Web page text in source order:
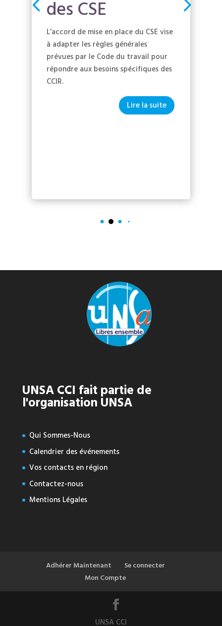
des CSE
L’accord de mise en place du CSE vise
à adapter les règles générales
prévues par le Code du travail pour
répondre aux besoins spécifiques des
CCIR.
Lire la suite
UNSA CCI fait partie de
l'organisation UNSA
Qui Sommes-Nous
Calendrier des événements
Vos contacts en région
Contactez-nous
Mentions Légales
Adhérer Maintenant
Se connecter
Mon Compte
UNSA CCI